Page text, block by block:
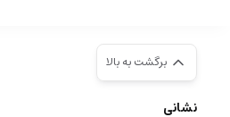
برگشت به بالا
نشانی